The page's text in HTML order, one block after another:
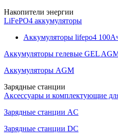
Накопители энергии
LiFePO4 аккумуляторы
Аккумуляторы lifepo4
Аккумуляторы гелевые GEL
Аккумуляторы AGM
Зарядные станции
Аксессуары и комплектующие
Зарядные станции AC
Зарядные станции DC